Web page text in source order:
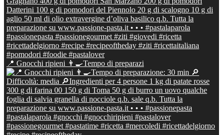
📍 Gnocchi ripieni 👨‍🍳Tempo di preparazi